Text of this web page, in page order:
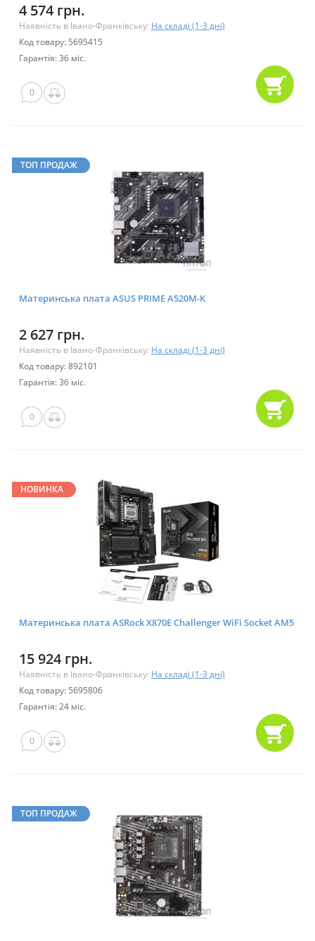
4 574 грн.
Наявність в Івано-Франківську: На складі (1-3 дні)
Код товару: 5695415
Гарантія: 36 міс.
0
ТОП ПРОДАЖ
Материнська плата ASUS PRIME A520M-K
2 627 грн.
Наявність в Івано-Франківську: На складі (1-3 дні)
Код товару: 892101
Гарантія: 36 міс.
0
НОВИНКА
Материнська плата ASRock X870E Challenger WiFi Socket AM5
15 924 грн.
Наявність в Івано-Франківську: На складі (1-3 дні)
Код товару: 5695806
Гарантія: 24 міс.
0
ТОП ПРОДАЖ